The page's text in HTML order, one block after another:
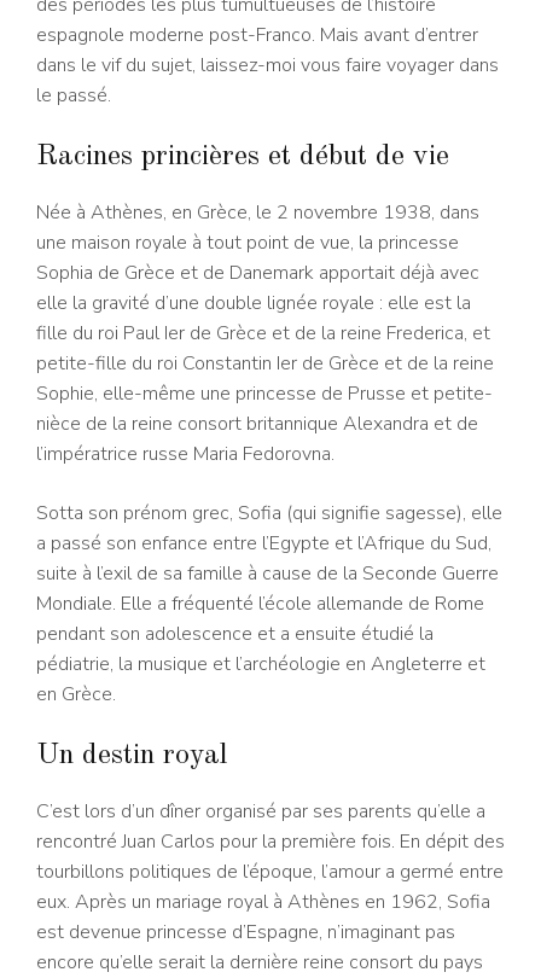
espagnole moderne post-Franco. Mais avant d’entrer
dans le vif du sujet, laissez-moi vous faire voyager dans
le passé.
Racines princières et début de vie
Née à Athènes, en Grèce, le 2 novembre 1938, dans
une maison royale à tout point de vue, la princesse
Sophia de Grèce et de Danemark apportait déjà avec
elle la gravité d’une double lignée royale : elle est la
fille du roi Paul Ier de Grèce et de la reine Frederica, et
petite-fille du roi Constantin Ier de Grèce et de la reine
Sophie, elle-même une princesse de Prusse et petite-
nièce de la reine consort britannique Alexandra et de
l’impératrice russe Maria Fedorovna.
Sotta son prénom grec, Sofia (qui signifie sagesse), elle
a passé son enfance entre l’Egypte et l’Afrique du Sud,
suite à l’exil de sa famille à cause de la Seconde Guerre
Mondiale. Elle a fréquenté l’école allemande de Rome
pendant son adolescence et a ensuite étudié la
pédiatrie, la musique et l’archéologie en Angleterre et
en Grèce.
Un destin royal
C’est lors d’un dîner organisé par ses parents qu’elle a
rencontré Juan Carlos pour la première fois. En dépit des
tourbillons politiques de l’époque, l’amour a germé entre
eux. Après un mariage royal à Athènes en 1962, Sofia
est devenue princesse d’Espagne, n’imaginant pas
encore qu’elle serait la dernière reine consort du pays